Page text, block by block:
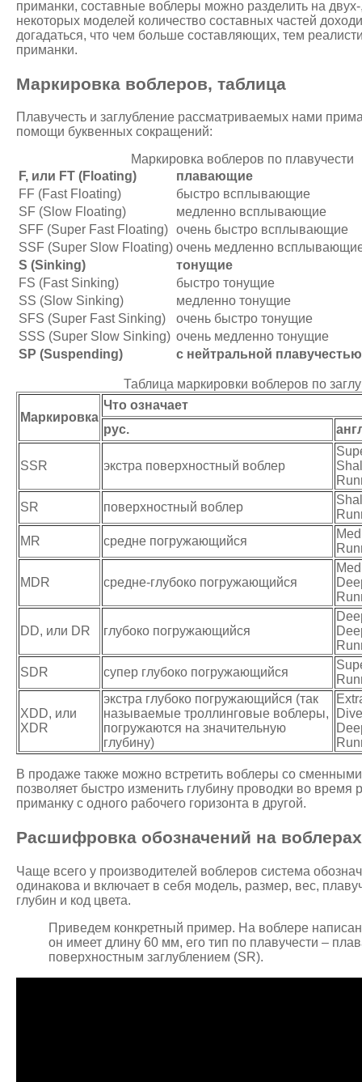
приманки, составные воблеры можно разделить на двух-
некоторых моделей количество составных частей
догадаться, что чем больше составляющих, тем
приманки.
Маркировка воблеров, таблица
Плавучесть и заглубление рассматриваемых нами
помощи буквенных сокращений:
Маркировка воблеров по плавучести
F, или FT (Floating)
плавающие
FF (Fast Floating)
быстро всплывающие
SF (Slow Floating)
медленно всплывающие
SFF (Super Fast Floating) очень быстро всплывающие
SSF (Super Slow Floating) очень медленно
S (Sinking)
тонущие
FS (Fast Sinking)
быстро тонущие
SS (Slow Sinking)
медленно тонущие
SFS (Super Fast Sinking)
очень быстро тонущие
SSS (Super Slow Sinking) очень медленно тонущие
SP (Suspending)
с нейтральной плавучестью
Таблица маркировки воблеров по
Маркировка
Что означает
рус.
SSR экстра поверхностный воблер
SR
поверхностный воблер
MR
средне погружающийся
MDR средне-глубоко погружающийся
DD, или DR глубоко погружающийся
SDR
супер глубоко погружающийся
XDD, или
XDR
экстра глубоко погружающийся (так
называемые троллинговые воблеры,
погружаются на значительную
глубину)
В продаже также можно встретить воблеры со
позволяет быстро изменить глубину проводки во время
приманку с одного рабочего горизонта в другой.
Расшифровка обозначений на воблерах
Чаще всего у производителей воблеров система
одинакова и включает в себя модель, размер, вес,
глубин и код цвета.
Приведем конкретный пример. На воблере
он имеет длину 60 мм, его тип по плавучести –
поверхностным заглублением (SR).